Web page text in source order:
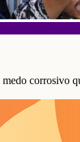
corrosivo